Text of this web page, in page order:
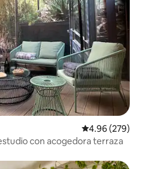
Calificación
4.96 (279)
con acogedora terraza